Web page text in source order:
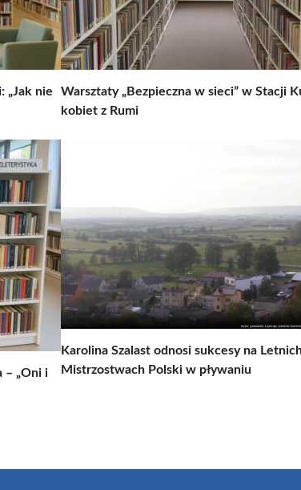
„Jak nie
Warsztaty „Bezpieczna w sieci” w Stacji
kobiet z Rumi
– „Oni i
Karolina Szalast odnosi sukcesy na
Mistrzostwach Polski w pływaniu